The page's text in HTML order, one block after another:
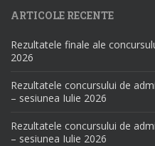
ARTICOLE RECENTE
Rezultatele finale ale
2026
Rezultatele concursului de
– sesiunea Iulie 2026
Rezultatele concursului de
– sesiunea Iulie 2026